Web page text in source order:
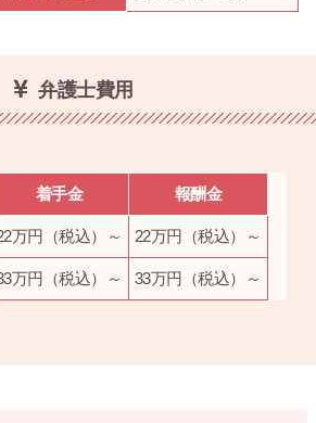
弁護士費用
着手金 報酬金
万円（税込）～ 22万円（税込）～
万円（税込）～ 33万円（税込）～